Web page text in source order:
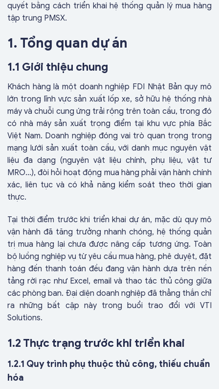
quyết bằng cách triển khai hệ thống quản lý mua hàng
tập trung PMSX.
1. Tổng quan dự án
1.1 Giới thiệu chung
Khách hàng là một doanh nghiệp FDI Nhật Bản quy mô
lớn trong lĩnh vực sản xuất lốp xe, sở hữu hệ thống nhà
máy và chuỗi cung ứng trải rộng trên toàn cầu, trong đó
có nhà máy sản xuất trọng điểm tại khu vực phía Bắc
Việt Nam. Doanh nghiệp đóng vai trò quan trọng trong
mạng lưới sản xuất toàn cầu, với danh mục nguyên vật
liệu đa dạng (nguyên vật liệu chính, phụ liệu, vật tư
MRO…), đòi hỏi hoạt động mua hàng phải vận hành chính
xác, liên tục và có khả năng kiểm soát theo thời gian
thực.
Tại thời điểm trước khi triển khai dự án, mặc dù quy mô
vận hành đã tăng trưởng nhanh chóng, hệ thống quản
trị mua hàng lại chưa được nâng cấp tương ứng. Toàn
bộ luồng nghiệp vụ từ yêu cầu mua hàng, phê duyệt, đặt
hàng đến thanh toán đều đang vận hành dựa trên nền
tảng rời rạc như Excel, email và thao tác thủ công giữa
các phòng ban. Đại diện doanh nghiệp đã thẳng thắn chỉ
ra những bất cập này trong buổi trao đổi với VTI
Solutions.
1.2 Thực trạng trước khi triển khai
1.2.1 Quy trình phụ thuộc thủ công, thiếu chuẩn
hóa